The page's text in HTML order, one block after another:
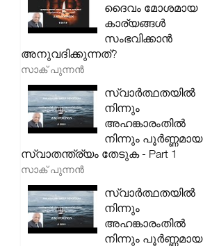
ദൈവം മോശമായ
കാര്യങ്ങൾ
സംഭവിക്കാൻ
അനുവദിക്കുന്നത്?
സാക് പുന്നൻ
സ്വാർത്ഥതയിൽ
നിന്നും
അഹങ്കാരംതിൽ
നിന്നും പൂർണ്ണമായ
സ്വാതന്ത്ര്യം തേടുക - Part 1
സാക് പുന്നൻ
സ്വാർത്ഥതയിൽ
നിന്നും
അഹങ്കാരംതിൽ
നിന്നും പൂർണ്ണമായ